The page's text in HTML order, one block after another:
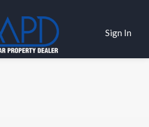
Sign In